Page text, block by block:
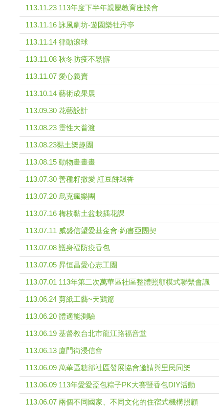
113.11.23 113年度下半年親屬教育座談會
113.11.16 詠風劇坊-遊園樂牡丹亭
113.11.14 律動滾球
113.11.08 秋冬防疫不鬆懈
113.11.07 愛心義賣
113.10.14 藝術成果展
113.09.30 花藝設計
113.08.23 靈性大普渡
113.08.23黏土樂趣團
113.08.15 動物畫畫畫
113.07.30 善種籽撒愛 紅豆餅飄香
113.07.20 烏克瘋樂團
113.07.16 梅枝黏土盆栽插花課
113.07.11 威盛信望愛基金會-約書亞團契
113.07.08 護身福防疫香包
113.07.05 昇恒昌愛心志工團
113.07.01 113年第二次萬華區社區整體照顧模式聯繫會議
113.06.24 剪紙工藝~天鵝篇
113.06.20 體適能測驗
113.06.19 基督教台北市龍江路福音堂
113.06.13 廈門街浸信會
113.06.09 萬華區糖部社區發展協會邀請與里民同樂
113.06.09 113年愛愛盃包粽子PK大賽暨香包DIY活動
113.06.07 兩個不同國家、不同文化的住宿式機構照顧